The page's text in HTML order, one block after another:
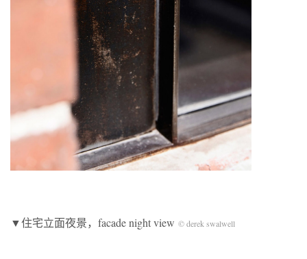
▼住宅立面夜景，facade night view © derek swalwell